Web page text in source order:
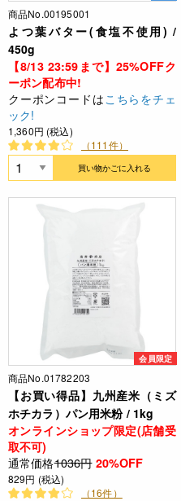
商品No.00195001
よつ葉バター(食塩不使用) /
450g
【8/13 23:59まで】25%OFFク
ーポン配布中!
クーポンコードはこちらをチェ
ック!
1,360円 (税込)
（111件）
買い物かごに入れる
会員限定
商品No.01782203
【お買い得品】九州産米（ミズ
ホチカラ）パン用米粉 / 1kg
オンラインショップ限定(店舗受
取不可)
通常価格1036円 20%OFF
829円 (税込)
（16件）